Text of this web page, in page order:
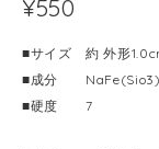
¥550
■サイズ 約 外形
■成分
■硬度 7